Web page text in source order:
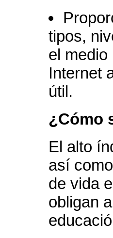
tipos,
el
Internet
útil.
¿Cómo
El alto
así
de vida
obligan